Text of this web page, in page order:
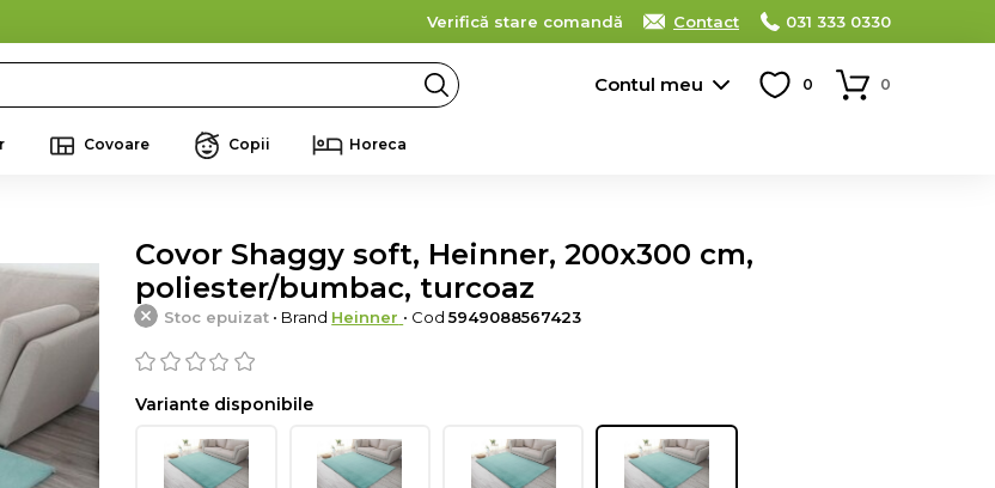
Verifică stare comandă Contact 031 333 0330
Contul meu 0 0
Covoare Copii Horeca
Covor Shaggy soft, Heinner, 200x300 cm,
poliester/bumbac, turcoaz
Stoc epuizat • Brand Heinner • Cod5949088567423
Variante disponibile